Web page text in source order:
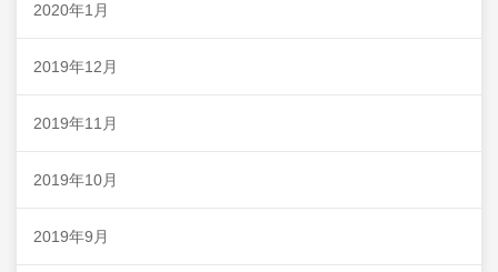
2020年1月
2019年12月
2019年11月
2019年10月
2019年9月